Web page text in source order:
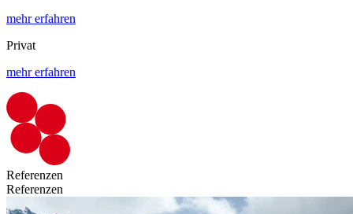
mehr erfahren
Privat
mehr erfahren
Referenzen
Referenzen